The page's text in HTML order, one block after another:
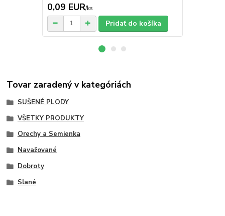
0,09 EUR/ks
Pridať do košíka
Tovar zaradený v kategóriách
SUŠENÉ PLODY
VŠETKY PRODUKTY
Orechy a Semienka
Navažované
Dobroty
Slané